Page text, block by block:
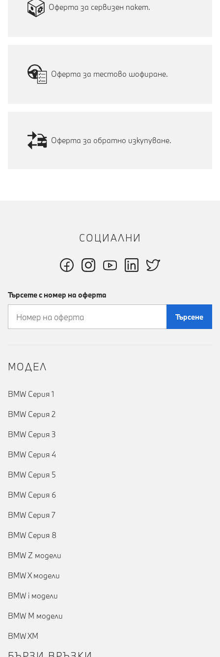
Оферта за сервизен пакет.
Оферта за тестово шофиране.
Оферта за обратно изкупуване.
СОЦИАЛНИ
Търсете с номер на оферта
Търсене
MOДЕЛ
BMW Серия 1
BMW Серия 2
BMW Серия 3
BMW Серия 4
BMW Серия 5
BMW Серия 6
BMW Серия 7
BMW Серия 8
BMW Z модели
BMW X модели
BMW i модели
BMW M модели
BMW XM